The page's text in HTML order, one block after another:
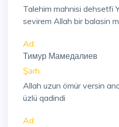
Talehim mahnisi dehsetfi
sevirem Allah bir balasin
Ad:
Тимур Мамедалиев
Şərh:
Allah uzun ömür versin
üzlü qadindi
Ad: